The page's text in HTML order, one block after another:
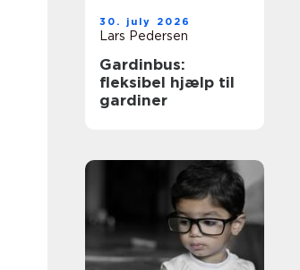
30. july 2026
Lars Pedersen
Gardinbus:
fleksibel hjælp til
gardiner